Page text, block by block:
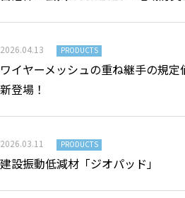
2026.04.13 PRODUCTS
ワイヤーメッシュの重ね継手の規
新登場！
2026.03.11 PRODUCTS
建設振動低減材「ジオパッド」